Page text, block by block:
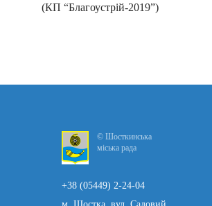
(КП “Благоустрій-2019”)
© Шосткинська
міська рада
+38 (05449) 2-24-04